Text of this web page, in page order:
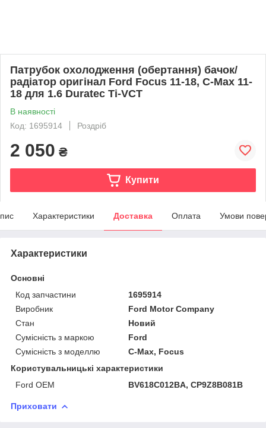
Патрубок охолодження (обертання) бачок/
радіатор оригінал Ford Focus 11-18, C-Max 11-
18 для 1.6 Duratec Ti-VCT
В наявності
Код: 1695914
Роздріб
2 050 ₴
Купити
Характеристики Доставка Оплата Умови
Характеристики
Основні
Код запчастини
1695914
Виробник
Ford Motor Company
Стан
Новий
Сумісність з маркою
Ford
Сумісність з моделлю
C-Max, Focus
Користувальницькі характеристики
Ford OEM
BV618C012BA, CP9Z8B081B
Приховати